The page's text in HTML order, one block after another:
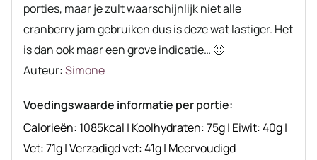
porties, maar je zult waarschijnlijk niet alle
cranberry jam gebruiken dus is deze wat lastiger. Het
is dan ook maar een grove indicatie… 🙂
Auteur
Auteur:Simone
Voedingswaarde informatie per portie:
Calorieën: 1085kcal | Koolhydraten:75g| Eiwit:40g|
Vet:71g|Verzadigd vet:41g| Meervoudigd